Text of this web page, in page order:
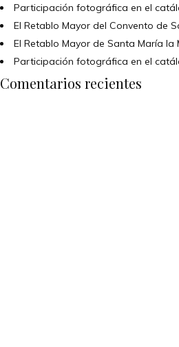
Participación fotográfica en el
El Retablo Mayor del Convento de
El Retablo Mayor de Santa María
Participación fotográfica en el
Comentarios recientes